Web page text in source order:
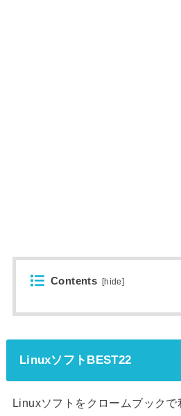
Contents [hide]
LinuxソフトBEST22
Linuxソフトをクロームブック